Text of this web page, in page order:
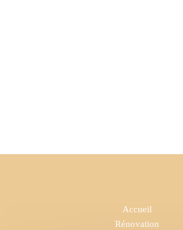
Accueil
Rénovation